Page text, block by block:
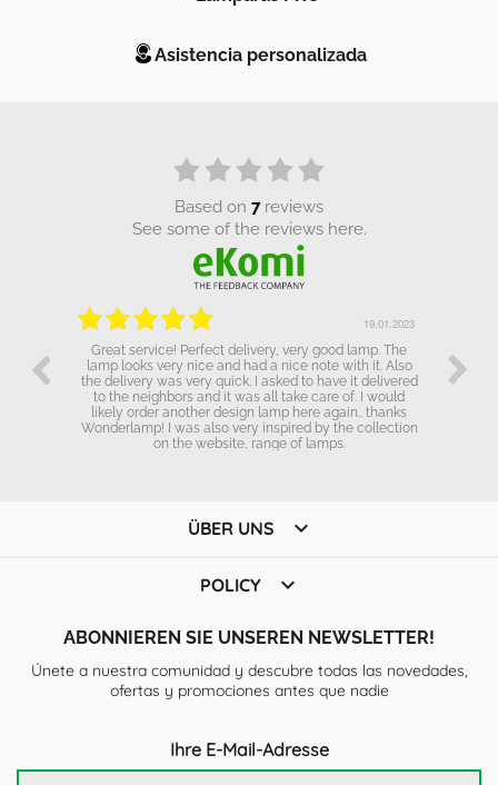
Asistencia personalizada
based on 7reviews
see some of the reviews here.
19.01.2023
Great service! Perfect delivery, very good lamp. The
lamp looks very nice and had a nice note with it. Also
the delivery was very quick. I asked to have it delivered
to the neighbors and it was all take care of. I would
likely order another design lamp here again.. thanks
Wonderlamp! I was also very inspired by the collection
on the website, range of lamps.
ÜBER UNS 
POLICY 
ABONNIEREN SIE UNSEREN NEWSLETTER!
Únete a nuestra comunidad y descubre todas las novedades,
ofertas y promociones antes que nadie
Ihre E-Mail-Adresse